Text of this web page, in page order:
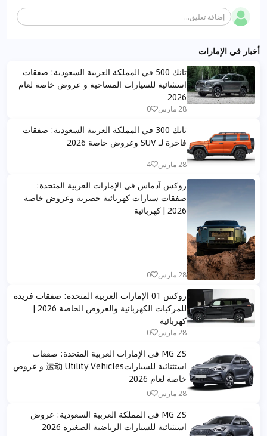
إضافة تعليق...
أخبار في الإمارات
تانك 500 في المملكة العربية السعودية: صفقات
استثنائية للسيارات المساحية و عروض خاصة لعام
2026
28 مارس 0
تانك 300 في المملكة العربية السعودية: صفقات
فاخرة لـ SUV وعروض خاصة 2026
28 مارس 4
روكس آدماس في الإمارات العربية المتحدة:
صفقات سيارات كهربائية حصرية وعروض خاصة
2026 | كهربائية
28 مارس 0
روكس 01 الإمارات العربية المتحدة: صفقات فريدة
للمركبات الكهربائية والعروض الخاصة 2026 |
كهربائية
28 مارس 0
MG ZS في الإمارات العربية المتحدة: صفقات
استثنائية للسيارات运动 Utility Vehicles و عروض
خاصة لعام 2026
28 مارس 0
MG ZS في المملكة العربية السعودية: عروض
استثنائية للسيارات الرياضية الصغيرة 2026